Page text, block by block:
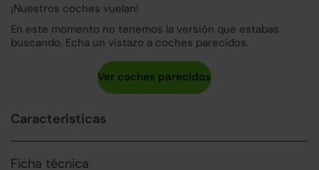
¡Nuestros coches vuelan!
En este momento no tenemos la versión que estabas
buscando. Echa un vistazo a coches parecidos.
Características
Ficha técnica